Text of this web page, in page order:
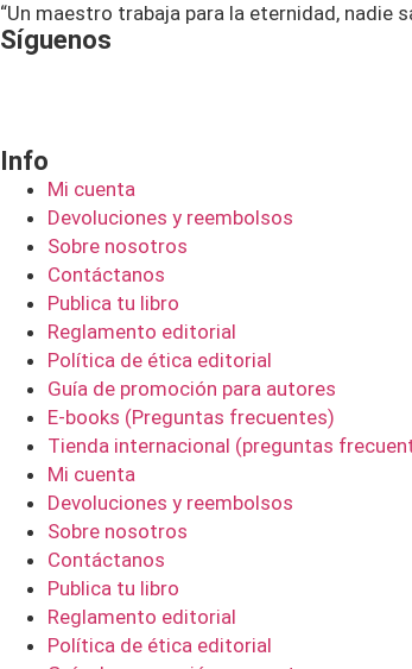
“Un maestro trabaja para la eternidad, nadie
Síguenos
Info
Mi cuenta
Devoluciones y reembolsos
Sobre nosotros
Contáctanos
Publica tu libro
Reglamento editorial
Política de ética editorial
Guía de promoción para autores
E-books (Preguntas frecuentes)
Tienda internacional (preguntas
Mi cuenta
Devoluciones y reembolsos
Sobre nosotros
Contáctanos
Publica tu libro
Reglamento editorial
Política de ética editorial